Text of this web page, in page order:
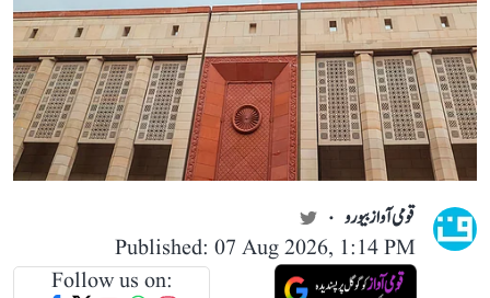
قومی آواز بیورو
Published: 07 Aug 2026, 1:14 PM
Follow us on: